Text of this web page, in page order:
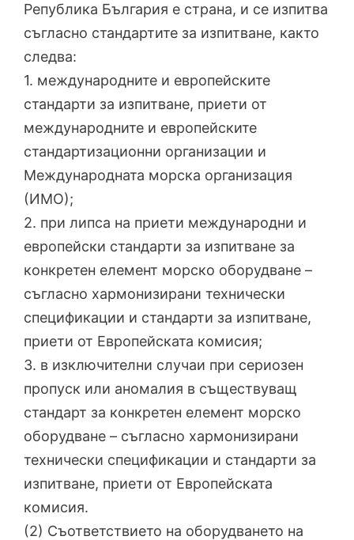
Република България е страна, и се изпитва
съгласно стандартите за изпитване, както
следва:
1. международните и европейските
стандарти за изпитване, приети от
международните и европейските
стандартизационни организации и
Международната морска организация
(ИМО);
2. при липса на приети международни и
европейски стандарти за изпитване за
конкретен елемент морско оборудване –
съгласно хармонизирани технически
спецификации и стандарти за изпитване,
приети от Европейската комисия;
3. в изключителни случаи при сериозен
пропуск или аномалия в съществуващ
стандарт за конкретен елемент морско
оборудване – съгласно хармонизирани
технически спецификации и стандарти за
изпитване, приети от Европейската
комисия.
(2) Съответствието на оборудването на